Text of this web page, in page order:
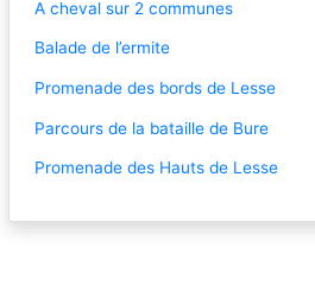
A cheval sur 2 communes
Balade de l’ermite
Promenade des bords de Lesse
Parcours de la bataille de Bure
Promenade des Hauts de Lesse